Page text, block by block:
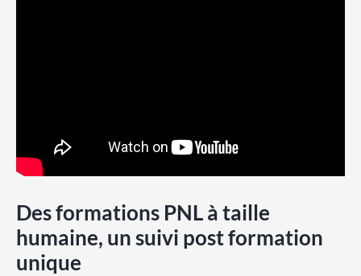
Des formations PNL à taille
humaine, un suivi post formation
unique